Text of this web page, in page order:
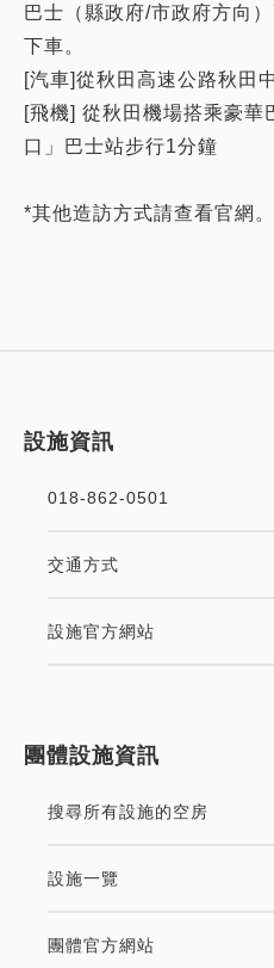
巴士（縣政府/市政府方向
下車。
[汽車]從秋田高速公路秋田
[飛機] 從秋田機場搭乘豪華
口」巴士站步行1分鐘
設施資訊
018-862-0501
交通方式
設施官方網站
團體設施資訊
搜尋所有設施的空房
設施一覽
團體官方網站